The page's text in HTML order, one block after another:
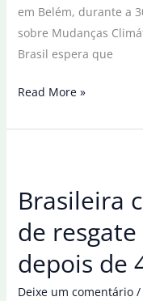
em Belém, durante a
sobre Mudanças
Brasil espera que
Brasil
mobilização
para
ambiciosos
na
COP30
Read More »
Brasileira
de
depois de
Deixe um comentário /